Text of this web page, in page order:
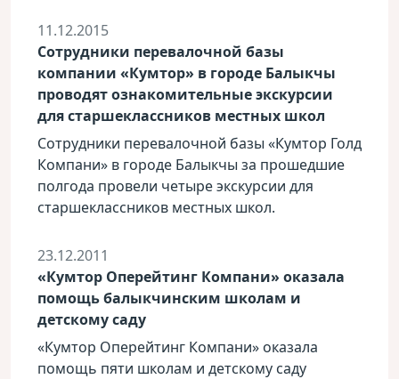
11.12.2015
Cотрудники перевалочной базы
компании «Кумтор» в городе Балыкчы
проводят ознакомительные экскурсии
для старшеклассников местных школ
Cотрудники перевалочной базы «Кумтор Голд
Компани» в городе Балыкчы за прошедшие
полгода провели четыре экскурсии для
старшеклассников местных школ.
23.12.2011
«Кумтор Оперейтинг Компани» оказала
помощь балыкчинским школам и
детскому саду
«Кумтор Оперейтинг Компани» оказала
помощь пяти школам и детскому саду